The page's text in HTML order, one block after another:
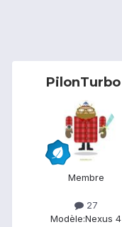
PilonTurbo
Membre
27
Modèle:Nexus 4